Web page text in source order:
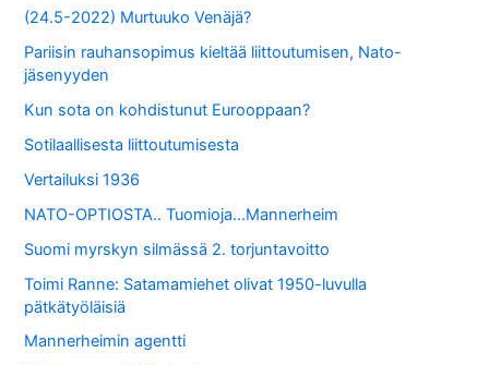
(24.5-2022) Murtuuko Venäjä?
Pariisin rauhansopimus kieltää liittoutumisen, Nato-
jäsenyyden
Kun sota on kohdistunut Eurooppaan?
Sotilaallisesta liittoutumisesta
Vertailuksi 1936
NATO-OPTIOSTA.. Tuomioja…Mannerheim
Suomi myrskyn silmässä 2. torjuntavoitto
Toimi Ranne: Satamamiehet olivat 1950-luvulla
pätkätyöläisiä
Mannerheimin agentti